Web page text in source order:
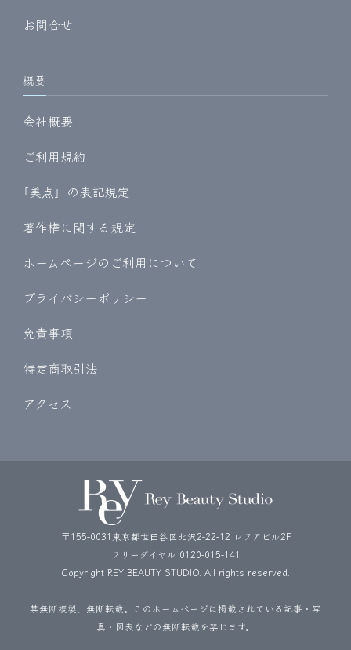
お問合せ
概要
会社概要
ご利用規約
｢美点」の表記規定
著作権に関する規定
ホームページのご利用について
プライバシーポリシー
免責事項
特定商取引法
アクセス
〒155-0031東京都世田谷区北沢2-22-12 レフアビル2F
フリーダイヤル 0120-015-141
Copyright REY BEAUTY STUDIO. All rights reserved.
禁無断複製、無断転載。このホームページに掲載されている記事・写
真・図表などの無断転載を禁じます。